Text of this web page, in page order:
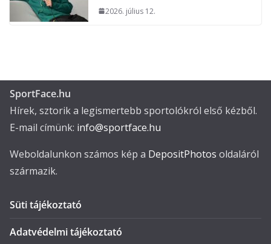
2026. július 12.
SportFace.hu
Hírek, sztorik a legismertebb sportolókról első kézből.
E-mail címünk: info@sportface.hu
Weboldalunkon számos kép a DepositPhotos oldaláról
származik.
Süti tájékoztató
Adatvédelmi tájékoztató